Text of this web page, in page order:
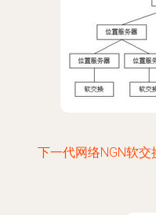
下一代网络NGN软